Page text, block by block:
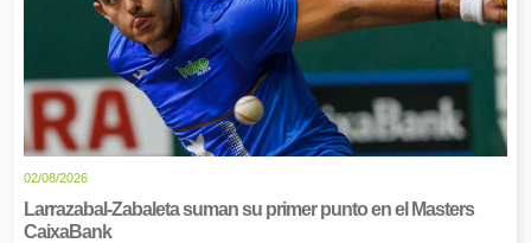
02/08/2026
Larrazabal-Zabaleta suman su primer punto en el Masters
CaixaBank